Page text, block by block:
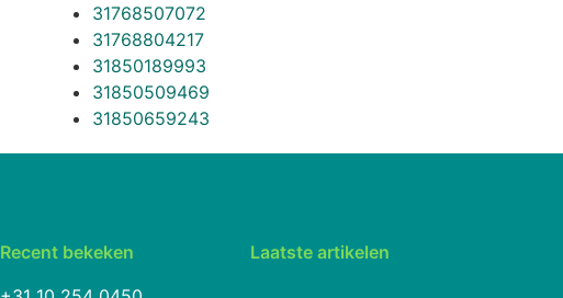
31768507072
31768804217
31850189993
31850509469
31850659243
Recent bekeken
Laatste artikelen